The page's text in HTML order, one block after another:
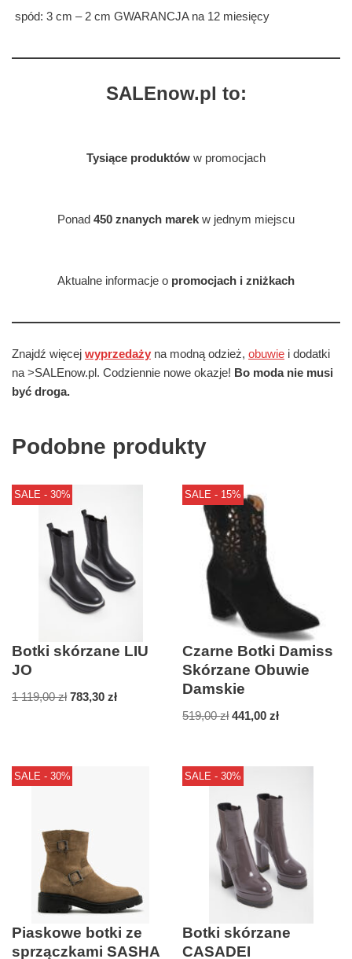
spód: 3 cm – 2 cm GWARANCJA na 12 miesięcy
SALEnow.pl to:
Tysiące produktów w promocjach
Ponad 450 znanych marek w jednym miejscu
Aktualne informacje o promocjach i zniżkach
Znajdź więcej wyprzedaży na modną odzież, obuwie i dodatki
na >SALEnow.pl. Codziennie nowe okazje! Bo moda nie musi
być droga.
Podobne produkty
SALE - 30%
Botki skórzane LIU
JO
1 119,00zł 783,30 zł
SALE - 15%
Czarne Botki Damiss
Skórzane Obuwie
Damskie
519,00zł 441,00zł
SALE - 30%
Piaskowe botki ze
sprzączkami SASHA
SALE - 30%
Botki skórzane
CASADEI